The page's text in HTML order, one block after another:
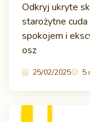
Odkryj ukryte
starożytne
spokojem i
osz
25/02/2025 5